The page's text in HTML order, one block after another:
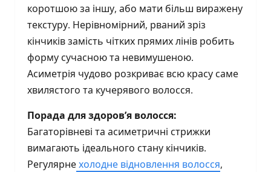
коротшою за іншу, або мати більш виражену
текстуру. Нерівномірний, рваний зріз
кінчиків замість чітких прямих лінів робить
форму сучасною та невимушеною.
Асиметрія чудово розкриває всю красу саме
хвилястого та кучерявого волосся.
Порада для здоров’я волосся:
Багаторівневі та асиметричні стрижки
вимагають ідеального стану кінчиків.
Регулярнехолодне відновлення волосся,